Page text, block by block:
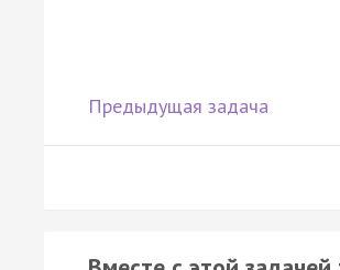
Предыдущая задача